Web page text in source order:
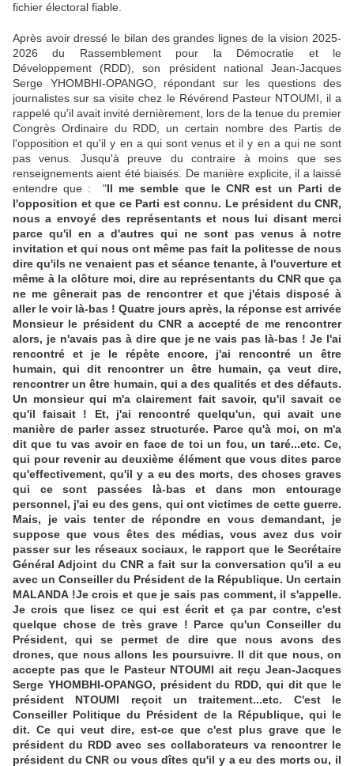
fichier électoral fiable.
Après avoir dressé le bilan des grandes lignes de la vision 2025-
2026 du Rassemblement pour la Démocratie et le
Développement (RDD), son président national Jean-Jacques
Serge YHOMBHI-OPANGO, répondant sur les questions des
journalistes sur sa visite chez le Révérend Pasteur NTOUMI, il a
rappelé qu'il avait invité dernièrement, lors de la tenue du premier
Congrès Ordinaire du RDD, un certain nombre des Partis de
l'opposition et qu'il y en a qui sont venus et il y en a qui ne sont
pas venus. Jusqu'à preuve du contraire à moins que ses
renseignements aient été biaisés. De manière explicite, il a laissé
entendre que : "Il me semble que le CNR est un Parti de
l'opposition et que ce Parti est connu. Le président du CNR,
nous a envoyé des représentants et nous lui disant merci
parce qu'il en a d'autres qui ne sont pas venus à notre
invitation et qui nous ont même pas fait la politesse de nous
dire qu'ils ne venaient pas et séance tenante, à l'ouverture et
même à la clôture moi, dire au représentants du CNR que ça
ne me gênerait pas de rencontrer et que j'étais disposé à
aller le voir là-bas ! Quatre jours après, la réponse est arrivée
Monsieur le président du CNR a accepté de me rencontrer
alors, je n'avais pas à dire que je ne vais pas là-bas ! Je l'ai
rencontré et je le répète encore, j'ai rencontré un être
humain, qui dit rencontrer un être humain, ça veut dire,
rencontrer un être humain, qui a des qualités et des défauts.
Un monsieur qui m'a clairement fait savoir, qu'il savait ce
qu'il faisait ! Et, j'ai rencontré quelqu'un, qui avait une
manière de parler assez structurée. Parce qu'à moi, on m'a
dit que tu vas avoir en face de toi un fou, un taré...etc. Ce,
qui pour revenir au deuxième élément que vous dites parce
qu'effectivement, qu'il y a eu des morts, des choses graves
qui ce sont passées là-bas et dans mon entourage
personnel, j'ai eu des gens, qui ont victimes de cette guerre.
Mais, je vais tenter de répondre en vous demandant, je
suppose que vous êtes des médias, vous avez dus voir
passer sur les réseaux sociaux, le rapport que le Secrétaire
Général Adjoint du CNR a fait sur la conversation qu'il a eu
avec un Conseiller du Président de la République. Un certain
MALANDA !Je crois et que je sais pas comment, il s'appelle.
Je crois que lisez ce qui est écrit et ça par contre, c'est
quelque chose de très grave ! Parce qu'un Conseiller du
Président, qui se permet de dire que nous avons des
drones, que nous allons les poursuivre. Il dit que nous, on
accepte pas que le Pasteur NTOUMI ait reçu Jean-Jacques
Serge YHOMBHI-OPANGO, président du RDD, qui dit que le
président NTOUMI reçoit un traitement...etc. C'est le
Conseiller Politique du Président de la République, qui le
dit. Ce qui veut dire, est-ce que c'est plus grave que le
président du RDD avec ses collaborateurs va rencontrer le
président du CNR ou vous dîtes qu'il y a eu des morts ou, il